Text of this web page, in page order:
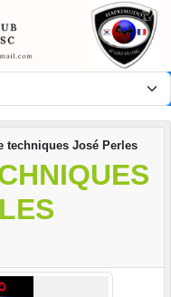
techniques José Perles